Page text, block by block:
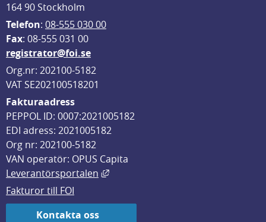
164 90 Stockholm
Telefon: 08-555 030 00
Fax: 08-555 031 00
registrator@foi.se
Org.nr: 202100-5182
VAT SE202100518201
Fakturaadress
PEPPOL ID: 0007:2021005182
EDI adress: 2021005182
Org nr: 202100-5182
VAN operatör: OPUS Capita
Leverantörsportalen
Länk till annan webbplats, öppnas
Fakturor till FOI
Kontakta oss